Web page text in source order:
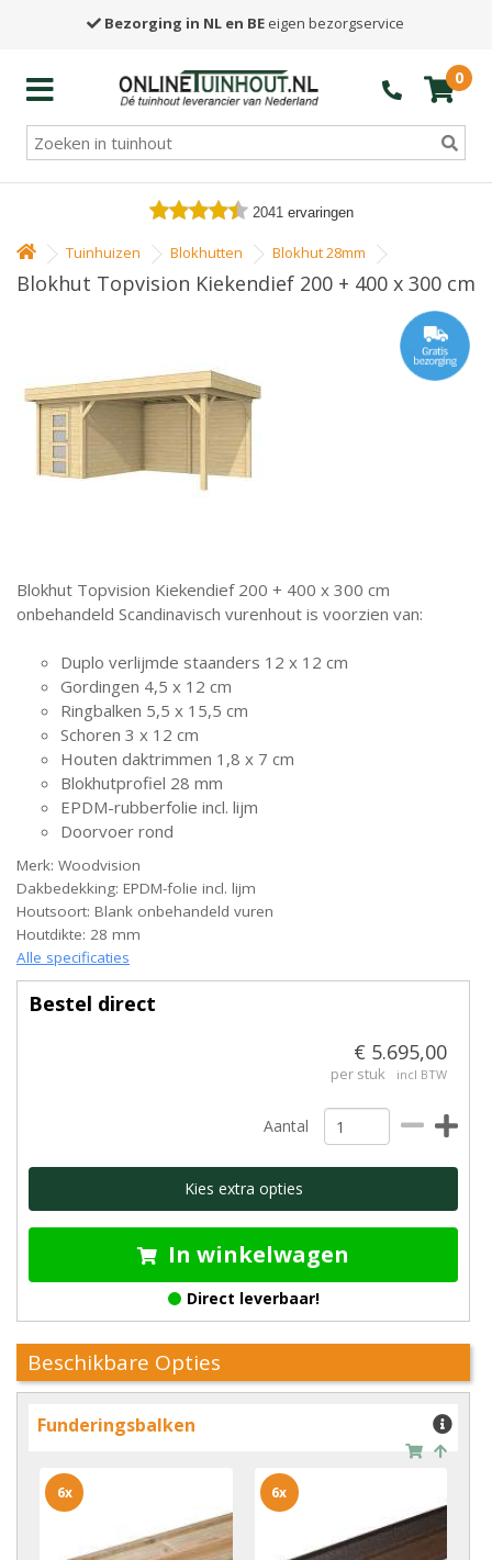
Bezorging in NL en BE eigen bezorgservice
0
2041 ervaringen
Tuinhuizen Blokhutten Blokhut 28mm
Blokhut Topvision Kiekendief 200 + 400 x 300 cm
Blokhut Topvision Kiekendief 200 + 400 x 300 cm
onbehandeld Scandinavisch vurenhout is voorzien van:
Duplo verlijmde staanders 12 x 12 cm
Gordingen 4,5 x 12 cm
Ringbalken 5,5 x 15,5 cm
Schoren 3 x 12 cm
Houten daktrimmen 1,8 x 7 cm
Blokhutprofiel 28 mm
EPDM-rubberfolie incl. lijm
Doorvoer rond
Merk: Woodvision
Dakbedekking: EPDM-folie incl. lijm
Houtsoort: Blank onbehandeld vuren
Houtdikte: 28 mm
Alle specificaties
Bestel direct
€ 5.695,00
per stuk incl BTW
Aantal
Kies extra opties
In winkelwagen
Direct leverbaar!
Beschikbare Opties
Funderingsbalken
6x 6x